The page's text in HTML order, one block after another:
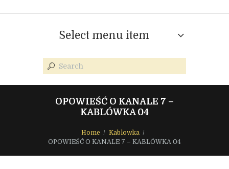
Select menu item
OPOWIEŚĆ O KANALE 7 –
KABLÓWKA 04
Home
Kablowka
OPOWIEŚĆ O KANALE 7 – KABLÓWKA 04